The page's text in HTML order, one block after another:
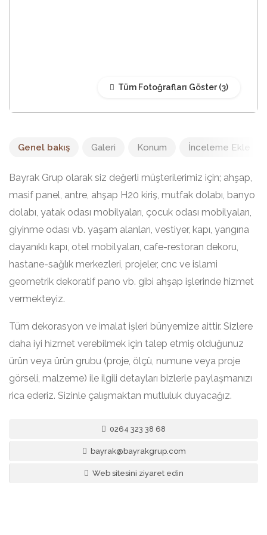
Tüm Fotoğrafları Göster
Genel bakış Galeri Konum İnceleme Ekle
Bayrak Grup olarak siz değerli müşterilerimiz için; ahşap,
masif panel, antre, ahşap H20 kiriş, mutfak dolabı, banyo
dolabı, yatak odası mobilyaları, çocuk odası mobilyaları,
giyinme odası vb. yaşam alanları, vestiyer, kapı, yangına
dayanıklı kapı, otel mobilyaları, cafe-restoran dekoru,
hastane-sağlık merkezleri, projeler, cnc ve islami
geometrik dekoratif pano vb. gibi ahşap işlerinde hizmet
vermekteyiz.
Tüm dekorasyon ve imalat işleri bünyemize aittir. Sizlere
daha iyi hizmet verebilmek için talep etmiş olduğunuz
ürün veya ürün grubu (proje, ölçü, numune veya proje
görseli, malzeme) ile ilgili detayları bizlerle paylaşmanızı
rica ederiz. Sizinle çalışmaktan mutluluk duyacağız.
0264 323 38 68
bayrak@bayrakgrup.com
Web sitesini ziyaret edin